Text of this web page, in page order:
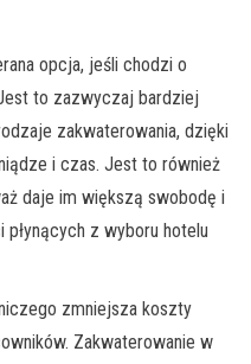
opcja, jeśli chodzi o
to zazwyczaj bardziej
zakwaterowania, dzięki
i czas. Jest to również
daje im większą swobodę i
z wyboru hotelu
zmniejsza koszty
Zakwaterowanie w